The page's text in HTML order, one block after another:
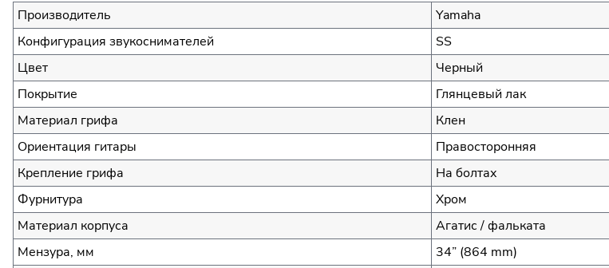
Производитель
Yamaha
Конфигурация звукоснимателей
SS
Цвет
Черный
Покрытие
Глянцевый лак
Материал грифа
Клен
Ориентация гитары
Правосторонняя
Крепление грифа
На болтах
Фурнитура
Хром
Материал корпуса
Агатис / фальката
Мензура, мм
34” (864 mm)